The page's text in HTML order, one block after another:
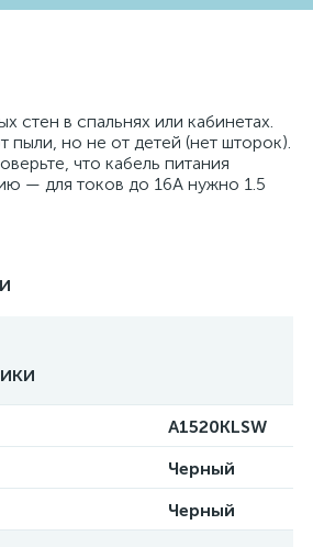
стен в спальнях или кабинетах.
пыли, но не от детей (нет шторок).
что кабель питания
— для токов до 16А нужно 1.5
A1520KLSW
Черный
Черный